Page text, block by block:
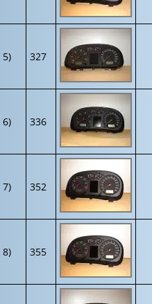
5) 327
6) 336
7) 352
8) 355